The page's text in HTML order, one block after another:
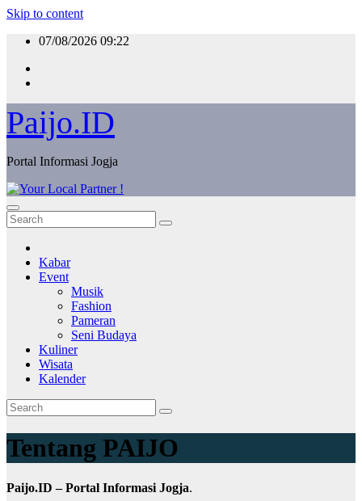
Skip to content
07/08/2026 09:22
Paijo.ID
Portal Informasi Jogja
Kabar
Event
Musik
Fashion
Pameran
Seni Budaya
Kuliner
Wisata
Kalender
Tentang PAIJO
Paijo.ID – Portal Informasi Jogja.